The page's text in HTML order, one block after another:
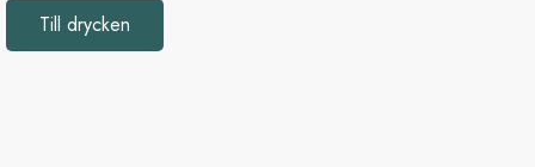
Till drycken